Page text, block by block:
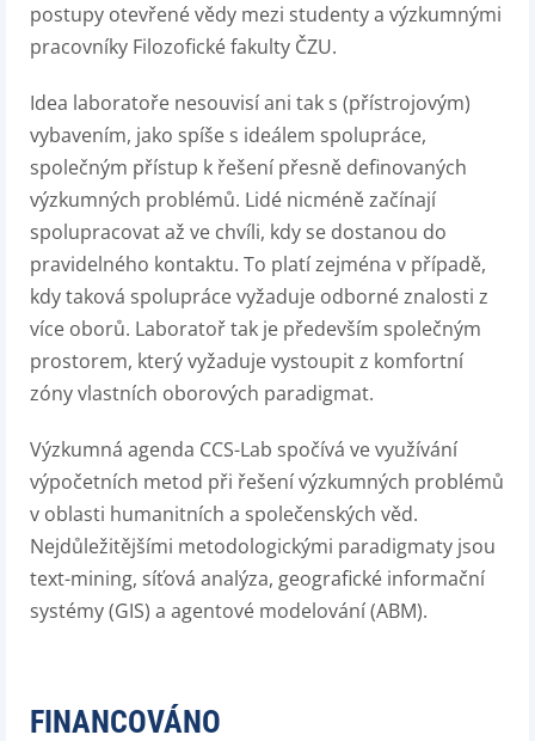
postupy otevřené vědy mezi studenty a výzkumnými
pracovníky Filozofické fakulty ČZU.
Idea laboratoře nesouvisí ani tak s (přístrojovým)
vybavením, jako spíše s ideálem spolupráce,
společným přístup k řešení přesně definovaných
výzkumných problémů. Lidé nicméně začínají
spolupracovat až ve chvíli, kdy se dostanou do
pravidelného kontaktu. To platí zejména v případě,
kdy taková spolupráce vyžaduje odborné znalosti z
více oborů. Laboratoř tak je především společným
prostorem, který vyžaduje vystoupit z komfortní
zóny vlastních oborových paradigmat.
Výzkumná agenda CCS-Lab spočívá ve využívání
výpočetních metod při řešení výzkumných problémů
v oblasti humanitních a společenských věd.
Nejdůležitějšími metodologickými paradigmaty jsou
text-mining, síťová analýza, geografické informační
systémy (GIS) a agentové modelování (ABM).
FINANCOVÁNO